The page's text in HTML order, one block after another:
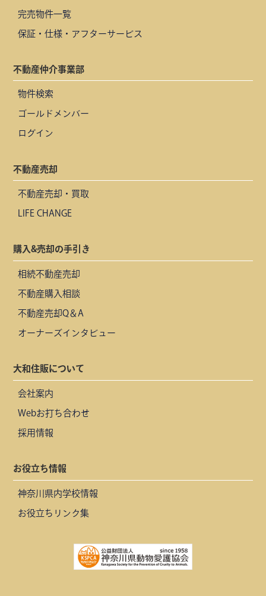
完売物件一覧
保証・仕様・アフターサービス
不動産仲介事業部
物件検索
ゴールドメンバー
ログイン
不動産売却
不動産売却・買取
LIFE CHANGE
購入&売却の手引き
相続不動産売却
不動産購入相談
不動産売却Q＆A
オーナーズインタビュー
大和住販について
会社案内
Webお打ち合わせ
採用情報
お役立ち情報
神奈川県内学校情報
お役立ちリンク集